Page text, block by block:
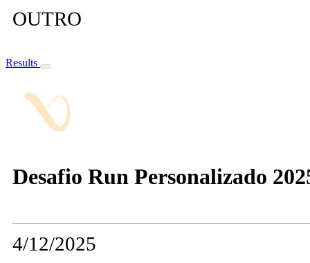
OUTRO
Results
Desafio Run Personalizado
4/12/2025